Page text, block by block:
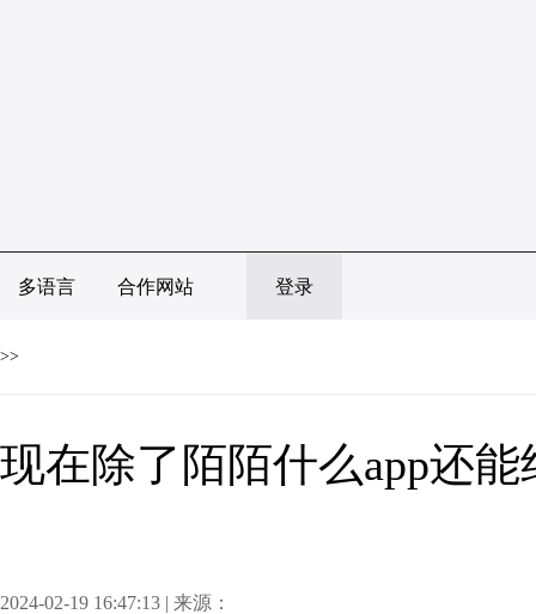
多语言 合作网站 登录
>>
现在除了陌陌什么app还
2024-02-19 16:47:13 | 来源：